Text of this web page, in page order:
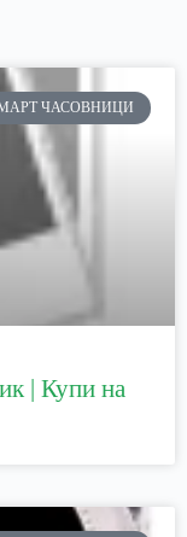
ЧАСОВНИЦИ
| Купи на